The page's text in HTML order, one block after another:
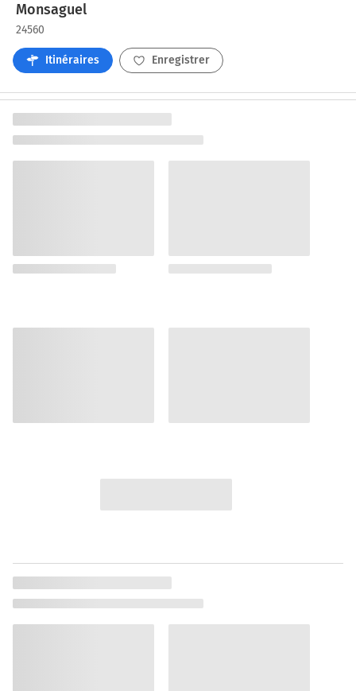
Monsaguel
24560
Itinéraires Enregistrer